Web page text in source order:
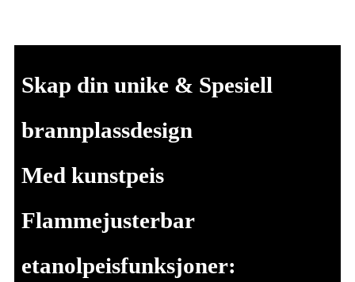
Skap din unike & Spesiell
brannplassdesign
Med kunstpeis
Flammejusterbar
etanolpeisfunksjoner: